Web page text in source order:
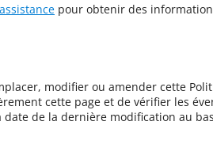
pour obtenir des
modifier ou amender cette
cette page et de vérifier les
date de la dernière modification au